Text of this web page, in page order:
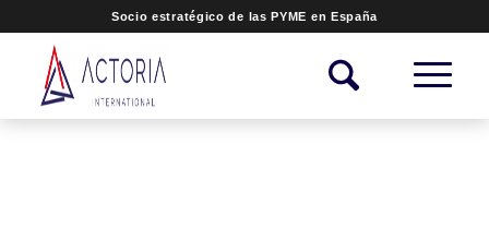
Socio estratégico de las PYME en España